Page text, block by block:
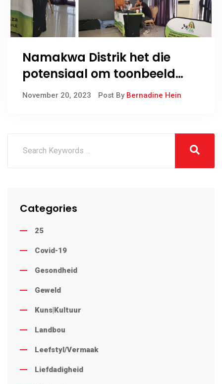
Namakwa Distrik het die
potensiaal om toonbeeld
van ekonomiese groei te
November 20, 2023 Post By Bernadine Hein
Categories
25
Covid-19
Gesondheid
Geweld
Kuns|Kultuur
Landbou
Leefstyl/Vermaak
Liefdadigheid